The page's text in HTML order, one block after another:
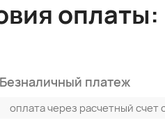
оплаты:
Безналичный платеж
оплата через расчетный счет